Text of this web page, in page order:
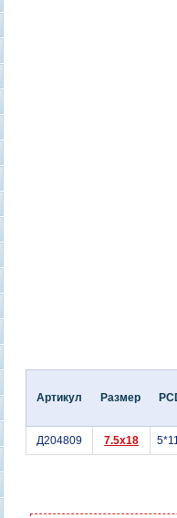
Артикул Размер
Д204809 7.5x18